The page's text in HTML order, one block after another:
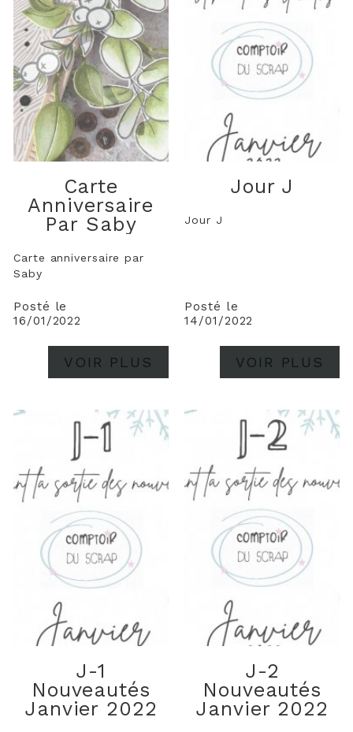
Carte
Anniversaire
Par Saby
Carte anniversaire par
Saby
Posté le
16/01/2022
VOIR PLUS
Jour J
Jour J
Posté le
14/01/2022
VOIR PLUS
J-1
Nouveautés
Janvier 2022
J-2
Nouveautés
Janvier 2022